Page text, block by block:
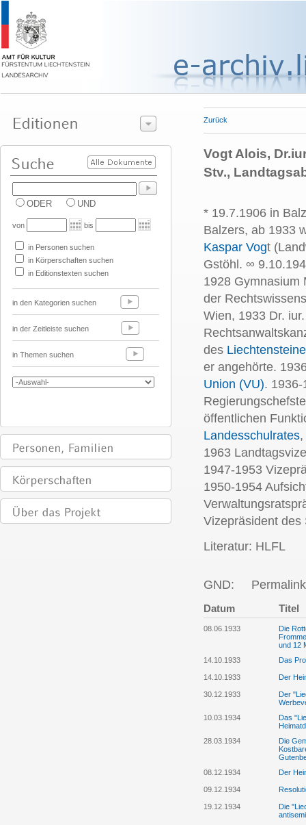
ODER UND
von bis
in Personen suchen
in Körperschaften suchen
in Editionstexten suchen
in den Kategorien suchen
in der Zeitleiste suchen
in Themen suchen
Zurück
Vogt Alois,
Stv.,
* 19.7.1906 in
Balzers, ab 1933
Kaspar Vogt
Gstöhl. ∞
1928 Gymnasium
der
Wien, 1933 Dr.
des
er angehörte.
Union (VU).
öffentlichen
Landesschulrates
1963
1947-1953
1950-1954
Vizepräsident des
Literatur: HLFL
GND:
Datum Titel
08.06.1933
Die
und 12
14.10.1933
Das
14.10.1933 Der
30.12.1933
Der
10.03.1934
Das
28.03.1934
Die
08.12.1934
Der
09.12.1934
19.12.1934
Die